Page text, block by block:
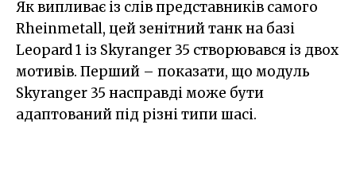
Як випливає із слів представників самого
Rheinmetall, цей зенітний танк на базі
Leopard 1 із Skyranger 35 створювався із двох
мотивів. Перший – показати, що модуль
Skyranger 35 насправді може бути
адаптований під різні типи шасі.